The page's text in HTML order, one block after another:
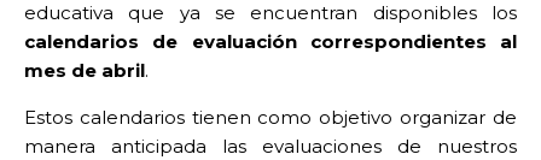
educativa que ya se encuentran disponibles los
calendarios de evaluación correspondientes al
mes de abril.
Estos calendarios tienen como objetivo organizar de
manera anticipada las evaluaciones de nuestros